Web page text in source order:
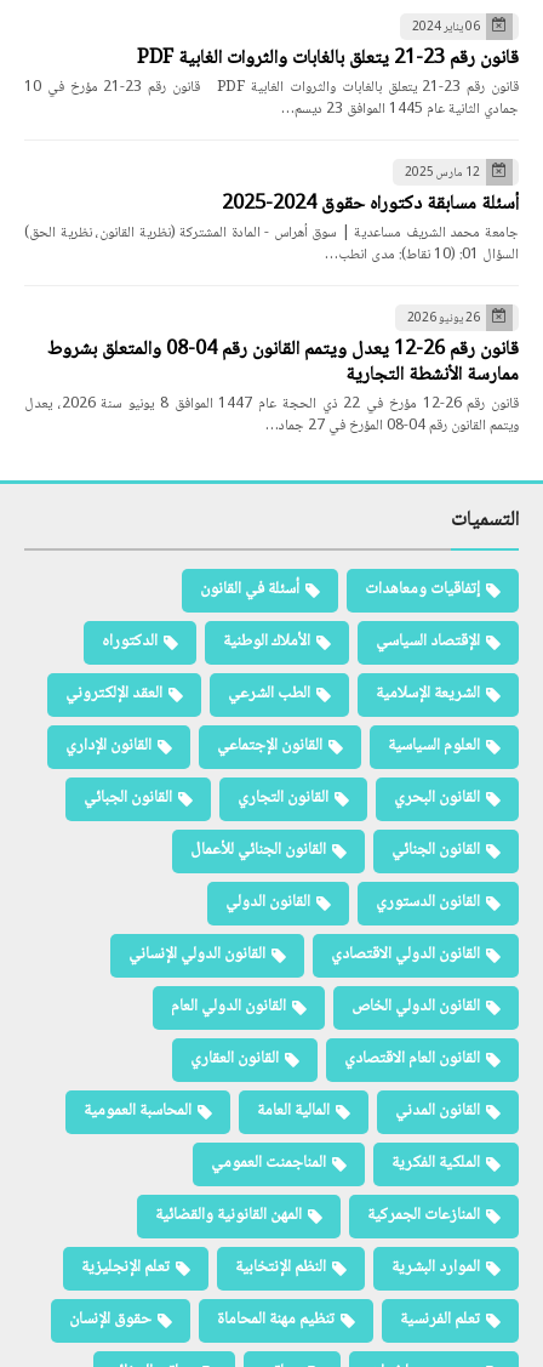
06 يناير 2024
قانون رقم 23-21 يتعلق بالغابات والثروات الغابية PDF
قانون رقم 23-21 يتعلق بالغابات والثروات الغابية PDF قانون رقم 23-21 مؤرخ في 10
جمادي الثانية عام 1445 الموافق 23 ديسم…
12 مارس 2025
أسئلة مسابقة دكتوراه حقوق 2024-2025
جامعة محمد الشريف مساعدية | سوق أهراس - المادة المشتركة (نظرية القانون، نظرية الحق)
السؤال 01: (10 نقاط): مدى انطب…
26 يونيو 2026
قانون رقم 26-12 يعدل ويتمم القانون رقم 04-08 والمتعلق بشروط
ممارسة الأنشطة التجارية
قانون رقم 26-12 مؤرخ في 22 ذي الحجة عام 1447 الموافق 8 يونيو سنة 2026، يعدل
ويتمم القانون رقم 04-08 المؤرخ في 27 جماد…
التسميات
إتفاقيات ومعاهدات
أسئلة في القانون
الإقتصاد السياسي
الأملاك الوطنية
الدكتوراه
الشريعة الإسلامية
الطب الشرعي
العقد الإلكتروني
العلوم السياسية
القانون الإجتماعي
القانون الإداري
القانون البحري
القانون التجاري
القانون الجبائي
القانون الجنائي
القانون الجنائي للأعمال
القانون الدستوري
القانون الدولي
القانون الدولي الاقتصادي
القانون الدولي الإنساني
القانون الدولي الخاص
القانون الدولي العام
القانون العام الاقتصادي
القانون العقاري
القانون المدني
المالية العامة
المحاسبة العمومية
الملكية الفكرية
المناجمنت العمومي
المنازعات الجمركية
المهن القانونية والقضائية
الموارد البشرية
النظم الإنتخابية
تعلم الإنجليزية
تعلم الفرنسية
تنظيم مهنة المحاماة
حقوق الإنسان